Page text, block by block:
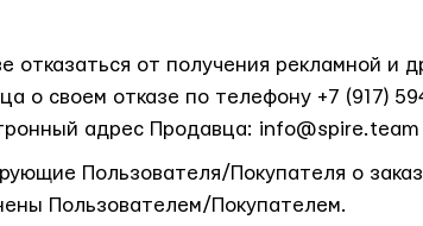
отказаться от получения рекламной и
о своем отказе по телефону +7 (917)
адрес Продавца: info@spire.team
Пользователя/Покупателя о
Пользователем/Покупателем.